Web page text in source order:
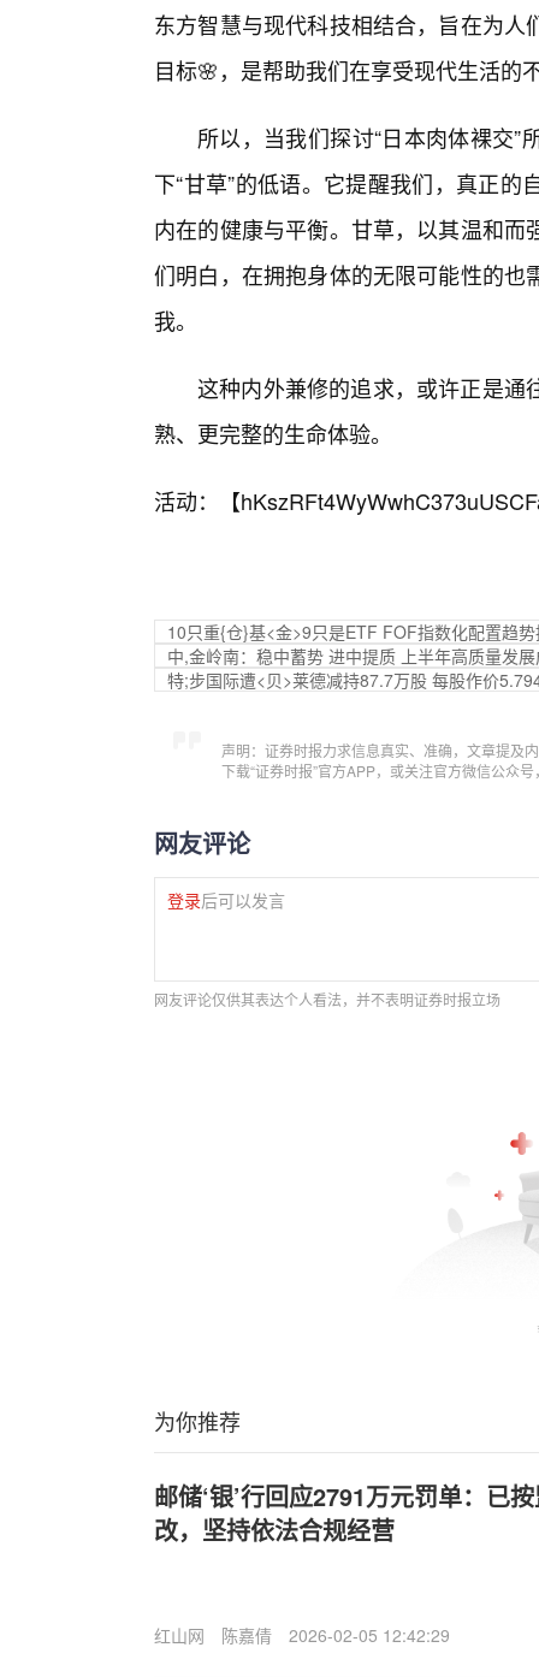
东方智慧与现代科技相结合，旨在为
目标🌸，是帮助我们在享受现代生活的
所以，当我们探讨“日本肉体裸交
下“甘草”的低语。它提醒我们，真正
内在的健康与平衡。甘草，以其温和
们明白，在拥抱身体的无限可能性的
我。
这种内外兼修的追求，或许正是通
熟、更完整的生命体验。
活动：【
10只重{仓}基<金>9只是ETF FOF指数化配置趋
中,金岭南：稳中蓄势 进中提质 上半年高质量发
特;步国际遭<贝>莱德减持87.7万股 每股作价
声明：证券时报力求信息真实、准确，文章提及
下载“证券时报”官方APP，或关注官方微信公众
网友评论
登录后可以发言
网友评论仅供其表达个人看法，并不表明证券时报立场
为你推荐
邮储‘银’行回应2791万元罚单：已
改，坚持依法合规经营
红山网 陈嘉倩 2026-02-05 12:42:29